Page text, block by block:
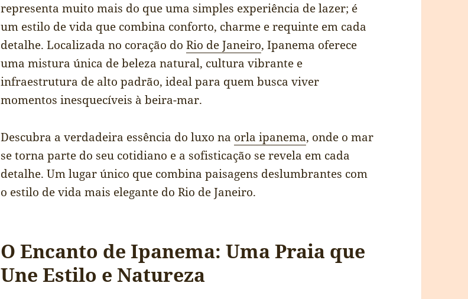
representa muito mais do que uma simples experiência de lazer; é
um estilo de vida que combina conforto, charme e requinte em cada
detalhe. Localizada no coração doRio de Janeiro, Ipanema oferece
uma mistura única de beleza natural, cultura vibrante e
infraestrutura de alto padrão, ideal para quem busca viver
momentos inesquecíveis à beira-mar.
Descubra a verdadeira essência do luxo na orla ipanema, onde o mar
se torna parte do seu cotidiano e a sofisticação se revela em cada
detalhe. Um lugar único que combina paisagens deslumbrantes com
o estilo de vida mais elegante do Rio de Janeiro.
O Encanto de Ipanema: Uma Praia que
Une Estilo e Natureza